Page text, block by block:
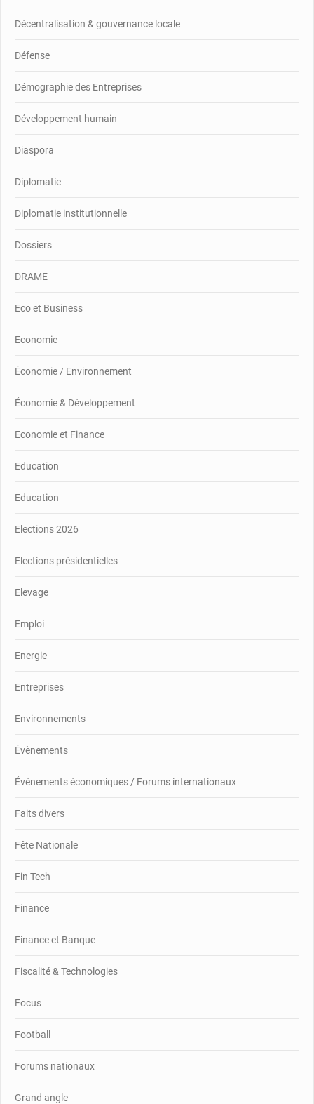
Décentralisation & gouvernance locale
Défense
Démographie des Entreprises
Développement humain
Diaspora
Diplomatie
Diplomatie institutionnelle
Dossiers
DRAME
Eco et Business
Economie
Économie / Environnement
Économie & Développement
Economie et Finance
Education
Education
Elections 2026
Elections présidentielles
Elevage
Emploi
Energie
Entreprises
Environnements
Évènements
Événements économiques / Forums internationaux
Faits divers
Fête Nationale
Fin Tech
Finance
Finance et Banque
Fiscalité & Technologies
Focus
Football
Forums nationaux
Grand angle